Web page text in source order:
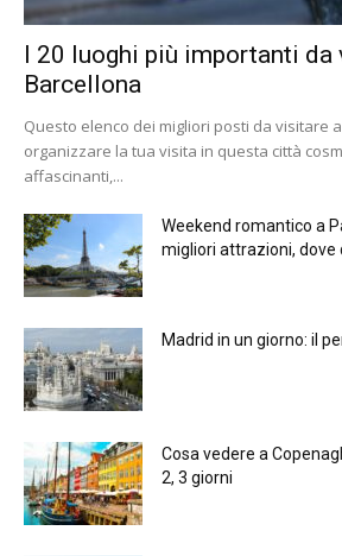
I 20 luoghi più importanti da
Barcellona
Questo elenco dei migliori posti da visitare
organizzare la tua visita in questa città
affascinanti,...
Weekend romantico a
migliori attrazioni, dove
Madrid in un giorno: il
Cosa vedere a
2, 3 giorni